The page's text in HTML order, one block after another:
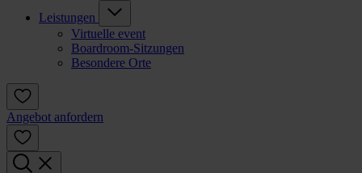
Leistungen
Virtuelle event
Boardroom-Sitzungen
Besondere Orte
Angebot anfordern